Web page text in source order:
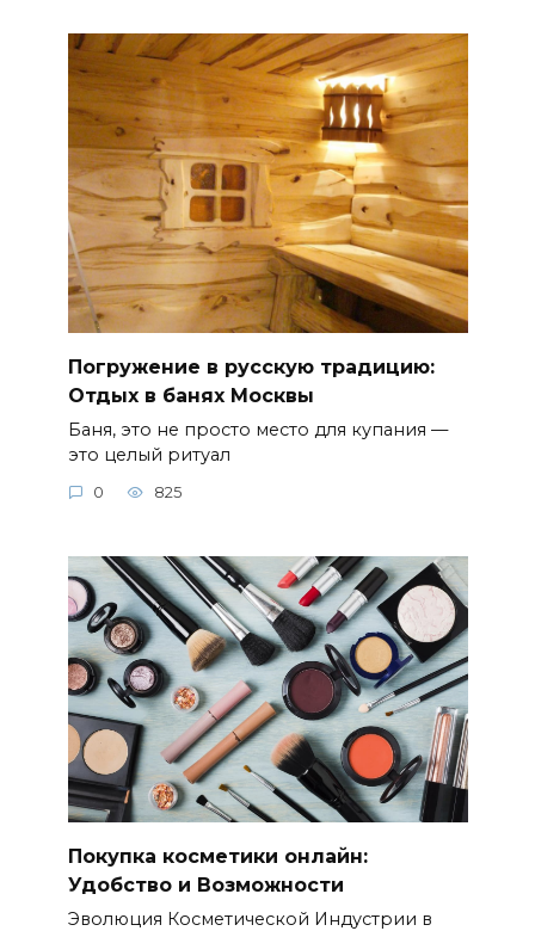
Погружение в русскую традицию:
Отдых в банях Москвы
Баня, это не просто место для купания —
это целый ритуал
0 825
Покупка косметики онлайн:
Удобство и Возможности
Эволюция Косметической Индустрии в